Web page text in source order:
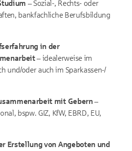
–Sozial-, Rechts- oder
bankfachliche Berufsbildung
in der
– idealerweise im
und/oder auch im Sparkassen-/
mit Gebern –
bspw. GIZ, KfW, EBRD, EU,
Erstellung von Angeboten und